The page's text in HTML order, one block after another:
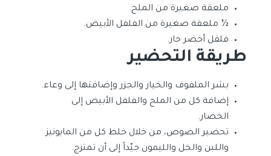
ملعقة صغيرة من الملح.
½ ملعقة صغيرة من الفلفل الأبيض.
فلفل أخضر حار.
طريقة التحضير
بشر الملفوف والخيار والجزر وإضافتها إلى وعاء.
إضافة كل من الملح والفلفل الأبيض إلى
الخضار.
تحضير الصوص، من خلال خلط كل من المايونيز
واللبن والخل والليمون جيّداً إلى أن تمتزج.